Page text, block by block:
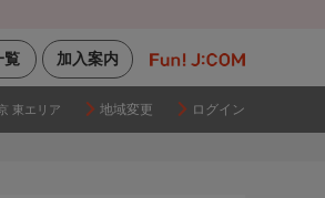
加入案内
覧
東エリア 地域変更 ログイン